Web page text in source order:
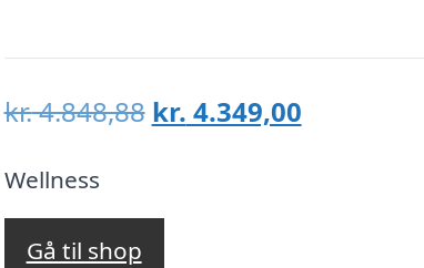
kr.4.848,88 Den
var:
kr. 4.349,00Den
Wellness
Gå til shop